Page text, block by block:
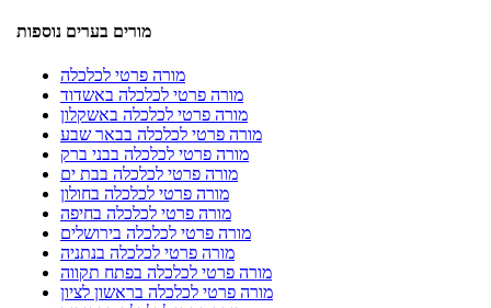
מורים בערים נוספות
מורה פרטי לכלכלה
מורה פרטי לכלכלה באשדוד
מורה פרטי לכלכלה באשקלון
מורה פרטי לכלכלה בבאר שבע
מורה פרטי לכלכלה בבני ברק
מורה פרטי לכלכלה בבת ים
מורה פרטי לכלכלה בחולון
מורה פרטי לכלכלה בחיפה
מורה פרטי לכלכלה בירושלים
מורה פרטי לכלכלה בנתניה
מורה פרטי לכלכלה בפתח תקווה
מורה פרטי לכלכלה בראשון לציון